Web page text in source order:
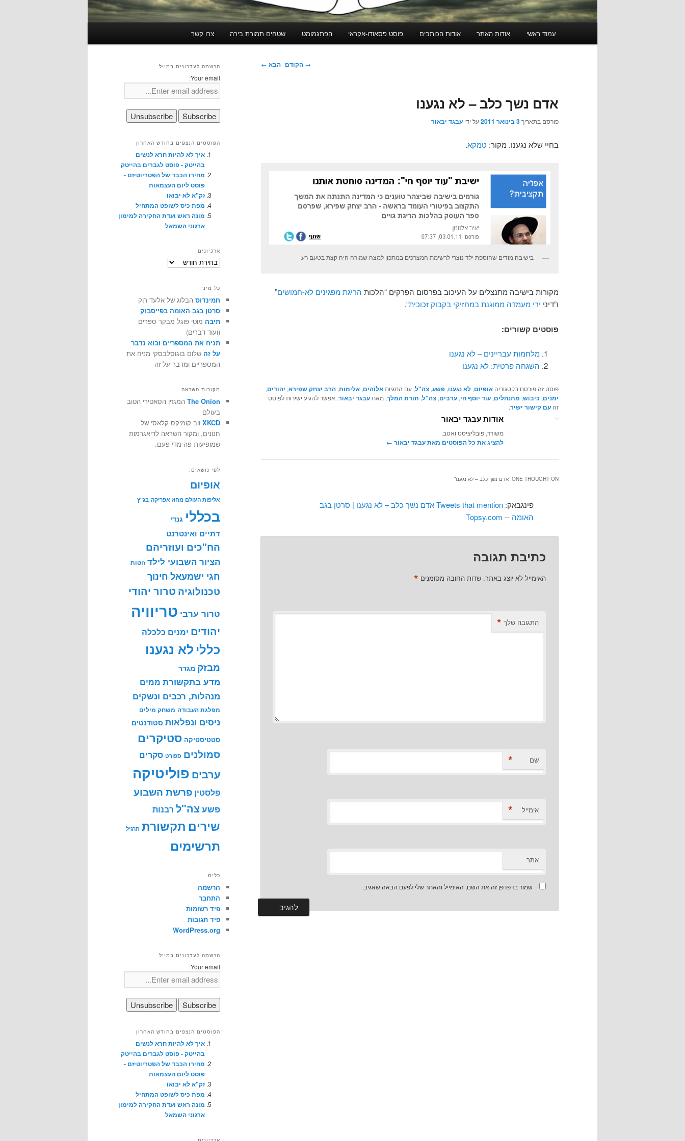
עמוד ראשי אודות האתר אודות הכותבים פוסט פסאודו-אקראי הפתגמומט שטחים תמורת בירה צרו קשר
ניווט
→ הקודם הבא ←
אדם נשך כלב – לא נגענו
פורסם בתאריך3 בינואר 2011 על ידי עבגד יבאור
בחיי שלא נגענו. מקור: טמקא.
בישיבה מודים שהוספת ילד נוצרי לרשימת המצרכים במתכון למצה שמורה היה קצת בטעם רע
מקורות בישיבה מתנצלים על העיכוב בפרסום הפרקים “הלכות הריגת מפגינים לא-חמושים”
ו”דיני ירי מעמדה ממוגנת במחזיקי בקבוק זכוכית“.
פוסטים קשורים:
מלחמות עבריינים – לא נגענו
השגחה פרטית: לא נגענו
פוסט זה פורסם בקטגוריה אופיום, לא נגענו, פשע, צה"ל, עם התגיותאלוהים, אלימות, הרב יצחק שפירא, יהודים,
ימנים, כיבוש, מתנחלים, עוד יוסף חי, ערבים, צה"ל, תורת המלך, מאתעבגד יבאור. אפשר להגיע ישירות לפוסט
זה עם קישור ישיר.
אודות עבגד יבאור
משורר, פובליציסט ואטב.
להציג את כל הפוסטים מאת עבגד יבאור‏ ←
ONE THOUGHT ON “ אדם נשך כלב – לא נגענו”
פינגבאק:
Tweets that mention אדם נשך כלב – לא נגענו | סרטן בגב
האומה -- Topsy.com
כתיבת תגובה
האימייל לא יוצג באתר. שדות החובה מסומנים *
התגובה שלך *
שם *
אימייל *
אתר
שמור בדפדפן זה את השם, האימייל והאתר שלי לפעם הבאה שאגיב.
הרשמה לעדכונים במייל
Your email:
הפוסטים הנצפים בחודש האחרון
איך לא להיות חרא לנשים
בהייטק - פוסט לגברים בהייטק
מחירו הכבד של הפטריוטיזם -
פוסט ליום העצמאות
זק"א לא יבואו
מפת כיס לשופט המתחיל
מונה ראש ועדת החקירה למימון
ארגוני השמאל
ארכיונים
ארכיונים
כל מיני
חמינדוס הבלוג של אלעד רוֶק
סרטן בגב האומה בפייסבוק
תיבה מוטי פוגל מבקר ספרים
(ועוד דברים)
תניח את המספריים ובוא נדבר
על זה שלום בוגוסלבסקי מניח את
המספריים ומדבר על זה
מקורות השראה
The Onion המגזין הסאטירי הטוב
בעולם
XKCD ווב קומיקס קלאסי של
חנונים, ומקור השראה לדיאגרמות
שמופיעות פה מדי פעם.
לפי נושאים:
אופיום
אליפות העולם מחוז אפריקה בג"ץ
בכללי גנדי
דתיים ואינטרנט
הח"כים ועוזריהם
הציור השבועי לילד זוטות
חגי ישמעאל חינוך
טכנולוגיה טרור יהודי
טרור ערבי טריוויה
יהודים ימנים כלכלה
כללי לא נגענו
מבזק מגדר
מדע בתקשורת ממים
מנהלות, רכבים ונשקים
מפלגת העבודה משחק מילים
ניסים ונפלאות סטודנטים
סטטיסטיקה סטיקרים
סמולנים ספורט סקרים
ערבים פוליטיקה
פלסטין פרשת השבוע
פשעצה"ל רבנות
שירים תקשורת תרגיל
תרשימים
כלים
הרשמה
התחבר
פיד רשומות
פיד תגובות
WordPress.org
הרשמה לעדכונים במייל
Your email:
הפוסטים הנצפים בחודש האחרון
איך לא להיות חרא לנשים
בהייטק - פוסט לגברים בהייטק
מחירו הכבד של הפטריוטיזם -
פוסט ליום העצמאות
זק"א לא יבואו
מפת כיס לשופט המתחיל
מונה ראש ועדת החקירה למימון
ארגוני השמאל